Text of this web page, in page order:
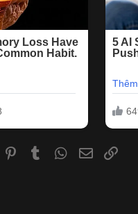
Reddit PinterestTumblr WhatsApp
Email